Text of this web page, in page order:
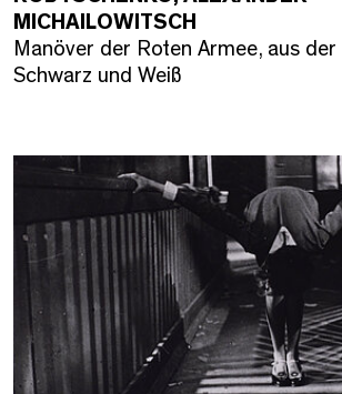
MICHAILOWITSCH
Manöver der Roten Armee, aus der
Schwarz und Weiß